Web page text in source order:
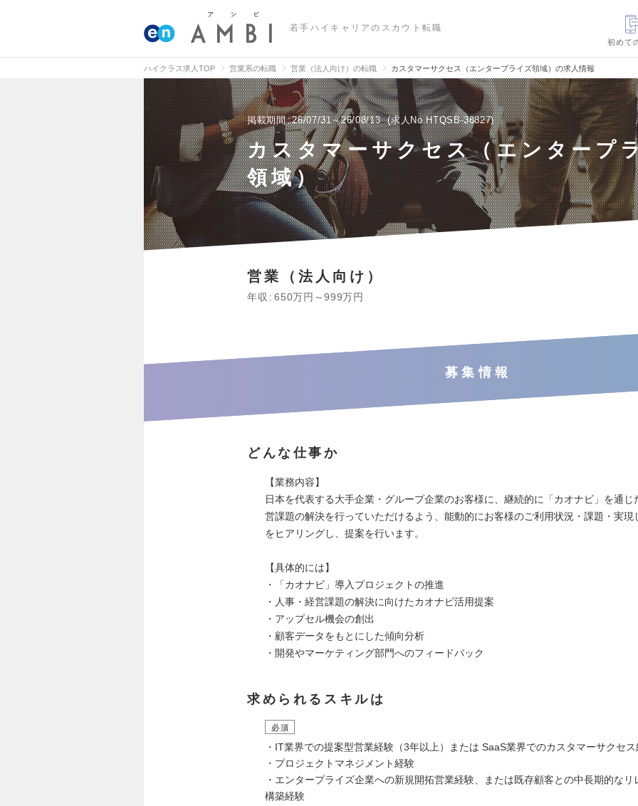
若手ハイキャリアのスカウト転職
初めて
ハイクラス求人TOP 営業系の転職 営業（法人向け）の転職 カスタマーサクセス（エンタープライズ領域）の求人情報
掲載期間 26/07/31～26/08/13 求人No.HTQSB-38827
カスタマーサクセス（エンタープ
領域）
営業（法人向け）
年収 650万円～999万円
募集情報
どんな仕事か
【業務内容】
日本を代表する大手企業・グループ企業のお客様に、継続的に「カオナビ」を通じ
営課題の解決を行っていただけるよう、能動的にお客様のご利用状況・課題・実現
をヒアリングし、提案を行います。
【具体的には】
・「カオナビ」導入プロジェクトの推進
・人事・経営課題の解決に向けたカオナビ活用提案
・アップセル機会の創出
・顧客データをもとにした傾向分析
・開発やマーケティング部門へのフィードバック
求められるスキルは
必須
・IT業界での提案型営業経験（3年以上）または SaaS業界でのカスタマーサクセ
・プロジェクトマネジメント経験
・エンタープライズ企業への新規開拓営業経験、または既存顧客との中長期的なリ
構築経験